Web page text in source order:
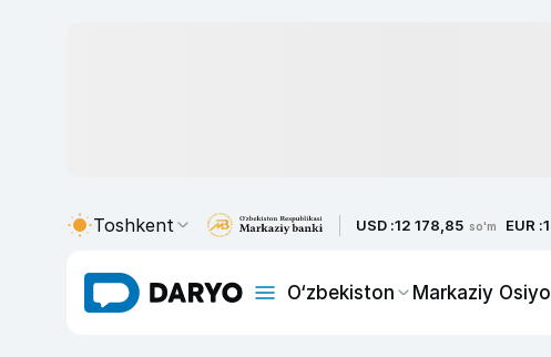
Toshkent USD :12 178,85 so'm EUR :
O‘zbekiston Markaziy Osiyo